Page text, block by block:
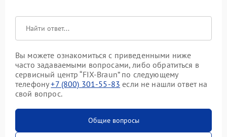
Вы можете ознакомиться с приведенными ниже
часто задаваемыми вопросами, либо обратиться в
сервисный центр “FIX-Braun” по следующему
телефону+7 (800) 301-55-83 если не нашли ответ на
свой вопрос.
Общие вопросы